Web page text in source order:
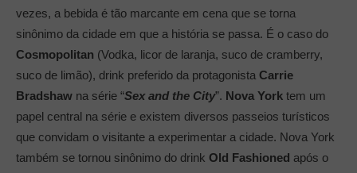
vezes, a bebida é tão marcante em cena que se torna
sinônimo da cidade em que a história se passa. É o caso do
Cosmopolitan (Vodka, licor de laranja, suco de cramberry,
suco de limão), drink preferido da protagonista Carrie
Bradshaw na série “Sex and the City”. Nova York tem um
papel central na série e existem diversos passeios turísticos
que convidam o visitante a experimentar a cidade. Nova York
também se tornou sinônimo do drink Old Fashioned após o